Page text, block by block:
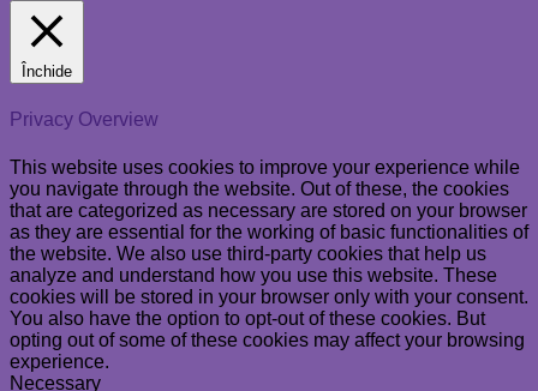
Închide
Privacy Overview
This website uses cookies to improve your experience while
you navigate through the website. Out of these, the cookies
that are categorized as necessary are stored on your browser
as they are essential for the working of basic functionalities of
the website. We also use third-party cookies that help us
analyze and understand how you use this website. These
cookies will be stored in your browser only with your consent.
You also have the option to opt-out of these cookies. But
opting out of some of these cookies may affect your browsing
experience.
Necessary